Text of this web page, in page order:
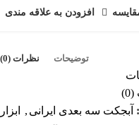
افزودن به علاقه مندی
توضیحات نظرات (0)
آبجکت سه بعدی ایرانی ,